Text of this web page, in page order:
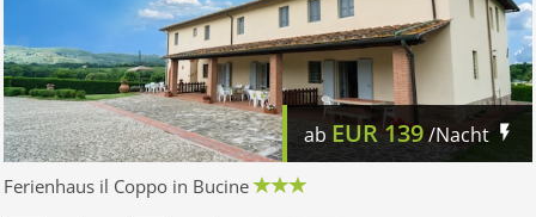
ab EUR 139/Nacht
Ferienhaus il Coppo in Bucine